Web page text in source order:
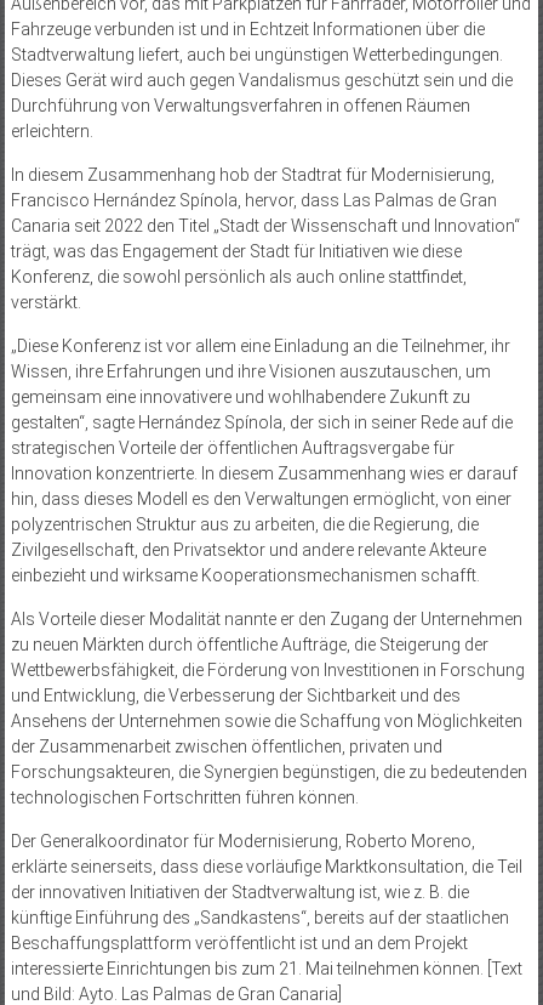
Fahrzeuge verbunden ist und in Echtzeit Informationen über die
Stadtverwaltung liefert, auch bei ungünstigen Wetterbedingungen.
Dieses Gerät wird auch gegen Vandalismus geschützt sein und die
Durchführung von Verwaltungsverfahren in offenen Räumen
erleichtern.
In diesem Zusammenhang hob der Stadtrat für Modernisierung,
Francisco Hernández Spínola, hervor, dass Las Palmas de Gran
Canaria seit 2022 den Titel „Stadt der Wissenschaft und Innovation“
trägt, was das Engagement der Stadt für Initiativen wie diese
Konferenz, die sowohl persönlich als auch online stattfindet,
verstärkt.
„Diese Konferenz ist vor allem eine Einladung an die Teilnehmer, ihr
Wissen, ihre Erfahrungen und ihre Visionen auszutauschen, um
gemeinsam eine innovativere und wohlhabendere Zukunft zu
gestalten“, sagte Hernández Spínola, der sich in seiner Rede auf die
strategischen Vorteile der öffentlichen Auftragsvergabe für
Innovation konzentrierte. In diesem Zusammenhang wies er darauf
hin, dass dieses Modell es den Verwaltungen ermöglicht, von einer
polyzentrischen Struktur aus zu arbeiten, die die Regierung, die
Zivilgesellschaft, den Privatsektor und andere relevante Akteure
einbezieht und wirksame Kooperationsmechanismen schafft.
Als Vorteile dieser Modalität nannte er den Zugang der Unternehmen
zu neuen Märkten durch öffentliche Aufträge, die Steigerung der
Wettbewerbsfähigkeit, die Förderung von Investitionen in Forschung
und Entwicklung, die Verbesserung der Sichtbarkeit und des
Ansehens der Unternehmen sowie die Schaffung von Möglichkeiten
der Zusammenarbeit zwischen öffentlichen, privaten und
Forschungsakteuren, die Synergien begünstigen, die zu bedeutenden
technologischen Fortschritten führen können.
Der Generalkoordinator für Modernisierung, Roberto Moreno,
erklärte seinerseits, dass diese vorläufige Marktkonsultation, die Teil
der innovativen Initiativen der Stadtverwaltung ist, wie z. B. die
künftige Einführung des „Sandkastens“, bereits auf der staatlichen
Beschaffungsplattform veröffentlicht ist und an dem Projekt
interessierte Einrichtungen bis zum 21. Mai teilnehmen können. [Text
und Bild: Ayto. Las Palmas de Gran Canaria]